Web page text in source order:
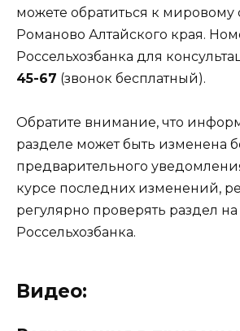
можете обратиться к мировому
Романово Алтайского края.
Россельхозбанка для
45-67 (звонок бесплатный).
Обратите внимание, что
разделе может быть изменена
предварительного
курсе последних изменений,
регулярно проверять раздел на
Россельхозбанка.
Видео: